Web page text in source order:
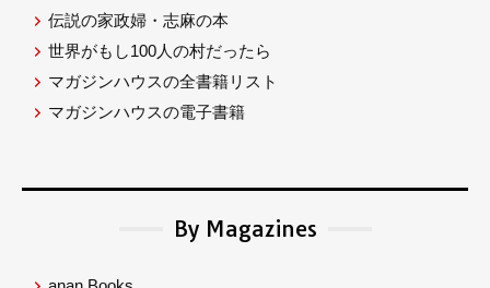
伝説の家政婦・志麻の本
世界がもし100人の村だったら
マガジンハウスの全書籍リスト
マガジンハウスの電子書籍
By Magazines